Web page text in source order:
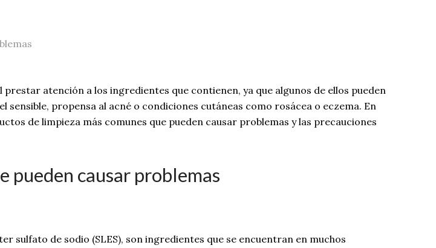
prestar atención a los ingredientes que contienen, ya que algunos de ellos pueden
propensa al acné o condiciones cutáneas como rosácea o eczema. En
de limpieza más comunes que pueden causar problemas y las precauciones
pueden causar problemas
sulfato de sodio (SLES), son ingredientes que se encuentran en muchos